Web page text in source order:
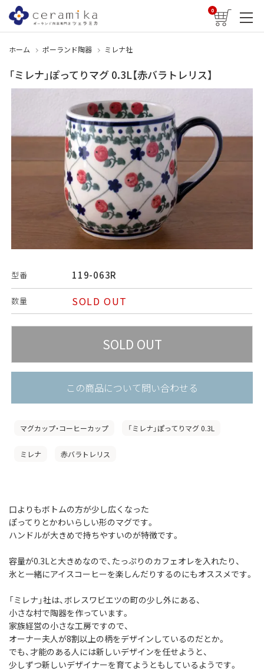
0
ホーム ポーランド陶器 ミレナ社
「ミレナ」ぽってりマグ 0.3L【赤バラトレリス】
型番 119-063R
数量 SOLD OUT
この商品について問い合わせる
マグカップ・コーヒーカップ 「ミレナ」ぽってりマグ 0.3L
ミレナ 赤バラトレリス
口よりもボトムの方が少し広くなった
ぽってりとかわいらしい形のマグです。
ハンドルが大きめで持ちやすいのが特徴です。
容量が0.3Lと大きめなので、たっぷりのカフェオレを入れたり、
氷と一緒にアイスコーヒーを楽しんだりするのにもオススメです。
「ミレナ」社は、ボレスワビエツの町の少し外にある、
小さな村で陶器を作っています。
家族経営の小さな工房ですので、
オーナー夫人が8割以上の柄をデザインしているのだとか。
でも、才能のある人には新しいデザインを任せようと、
少しずつ新しいデザイナーを育てようともしているようです。